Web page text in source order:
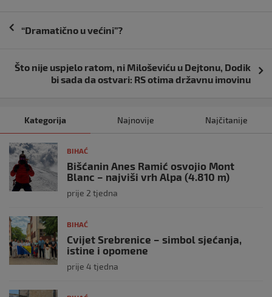
Navigacija
“Dramatično u većini”?
Što nije uspjelo ratom, ni Miloševiću u Dejtonu, Dodik
bi sada da ostvari: RS otima državnu imovinu
Kategorija Najnovije Najčitanije
BIHAĆ
Bišćanin Anes Ramić osvojio Mont
Blanc – najviši vrh Alpa (4.810 m)
prije 2 tjedna
BIHAĆ
Cvijet Srebrenice – simbol sjećanja,
istine i opomene
prije 4 tjedna